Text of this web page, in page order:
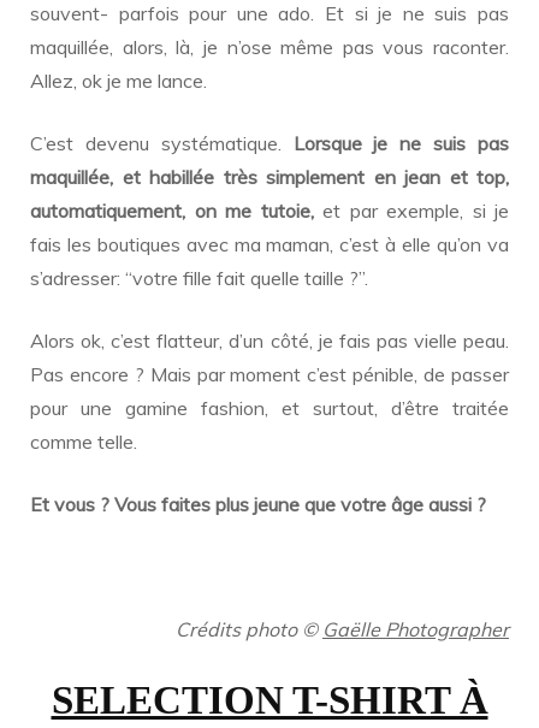
souvent- parfois pour une ado. Et si je ne suis pas
maquillée, alors, là, je n’ose même pas vous raconter.
Allez, ok je me lance.
C’est devenu systématique. Lorsque je ne suis pas
maquillée, et habillée très simplement en jean et top,
automatiquement, on me tutoie,et par exemple, si je
fais les boutiques avec ma maman, c’est à elle qu’on va
s’adresser: “votre fille fait quelle taille ?”.
Alors ok, c’est flatteur, d’un côté, je fais pas vielle peau.
Pas encore ? Mais par moment c’est pénible, de passer
pour une gamine fashion, et surtout, d’être traitée
comme telle.
Et vous ? Vous faites plus jeune que votre âge aussi ?
Crédits photo © Gaëlle Photographer
SELECTION T-SHIRT À